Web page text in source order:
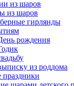
из шаров
из шаров
гирлянды
рождения
из роддома